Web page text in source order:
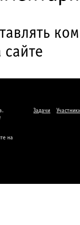
сайте
на
Задачи